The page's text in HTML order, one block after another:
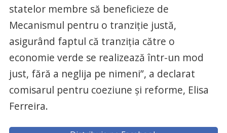
statelor membre să beneficieze de
Mecanismul pentru o tranziţie justă,
asigurând faptul că tranziţia către o
economie verde se realizează într-un mod
just, fără a neglija pe nimeni”, a declarat
comisarul pentru coeziune şi reforme, Elisa
Ferreira.